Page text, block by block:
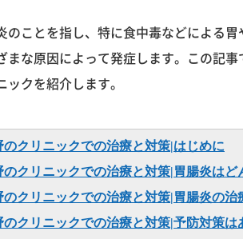
のことを指し、特に食中毒などによる
まな原因によって発症します。この記
クを紹介します。
クリニックでの治療と対策|はじめに
クリニックでの治療と対策|胃腸炎はど
クリニックでの治療と対策|胃腸炎の治
クリニックでの治療と対策|予防対策は